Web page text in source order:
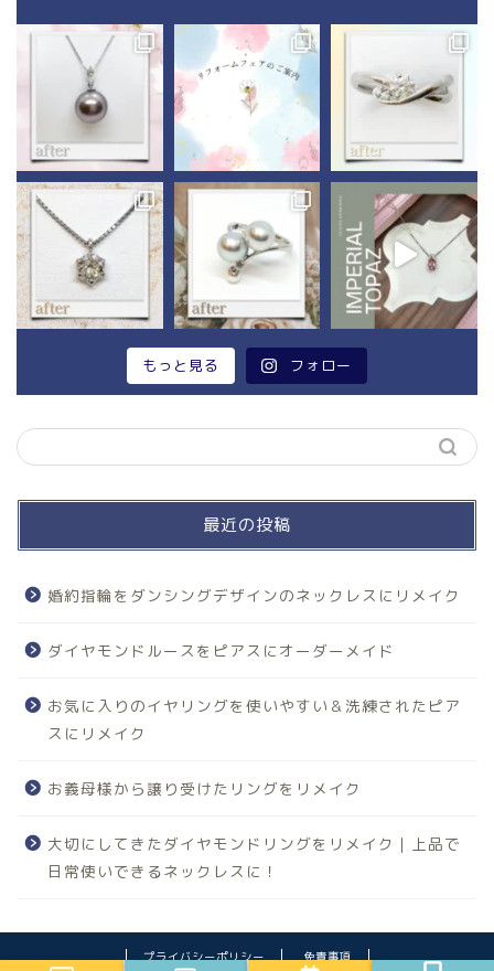
もっと見る フォロー
最近の投稿
婚約指輪をダンシングデザインのネックレスにリメイク
ダイヤモンドルースをピアスにオーダーメイド
お気に入りのイヤリングを使いやすい＆洗練されたピア
スにリメイク
お義母様から譲り受けたリングをリメイク
大切にしてきたダイヤモンドリングをリメイク｜上品で
日常使いできるネックレスに！
プライバシーポリシー 免責事項